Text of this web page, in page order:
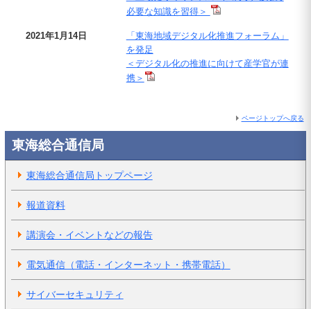
必要な知識を習得＞
2021年1月14日
「東海地域デジタル化推進フォーラム」
を発足
＜デジタル化の推進に向けて産学官が連
携＞
ページトップへ戻る
東海総合通信局
東海総合通信局トップページ
報道資料
講演会・イベントなどの報告
電気通信（電話・インターネット・携帯電話）
サイバーセキュリティ